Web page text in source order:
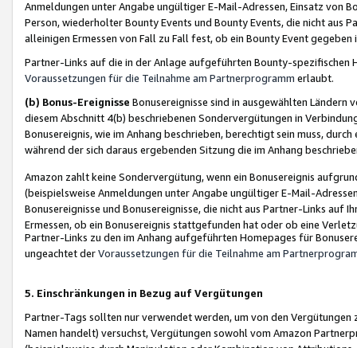
Anmeldungen unter Angabe ungültiger E-Mail-Adressen, Einsatz von
Person, wiederholter Bounty Events und Bounty Events, die nicht
alleinigen Ermessen von Fall zu Fall fest, ob ein Bounty Event
Partner-Links auf die in der Anlage aufgeführten Bounty-spezifischen
Voraussetzungen für die Teilnahme am Partnerprogramm erlaubt.
(b) Bonus-Ereignisse Bonusereignisse sind in ausgewählten Ländern
diesem Abschnitt 4(b) beschriebenen Sondervergütungen in
Bonusereignis, wie im Anhang beschrieben, berechtigt sein muss,
während der sich daraus ergebenden Sitzung die im Anhang
Amazon zahlt keine Sondervergütung, wenn ein Bonusereignis
(beispielsweise Anmeldungen unter Angabe ungültiger E-Mail-
Bonusereignisse und Bonusereignisse, die nicht aus Partner-Links auf
Ermessen, ob ein Bonusereignis stattgefunden hat oder ob eine
Partner-Links zu den im Anhang aufgeführten Homepages für
ungeachtet derVoraussetzungen für die Teilnahme am
5. Einschränkungen in Bezug auf Vergütungen
Partner-Tags sollten nur verwendet werden, um von den
Namen handelt) versuchst, Vergütungen sowohl vom Amazon